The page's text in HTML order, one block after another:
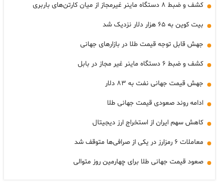
کشف و ضبط ۸ دستگاه ماینر غیرمجاز از میان کارتن‌های باربری
بیت کوین به ۶۵ هزار دلار نزدیک شد
جهش قابل توجه قیمت طلا در بازارهای جهانی
کشف و ضبط ۶ دستگاه ماینر غیر مجاز در بابل
جهش قیمت جهانی نفت به ۸۳ دلار
ادامه روند صعودی قیمت جهانی طلا
کاهش سهم ایران از استخراج ارز دیجیتال
معاملات ۶ رمزارز در یکی از صرافی‌ها متوقف شد
صعود قیمت جهانی طلا برای چهارمین روز متوالی